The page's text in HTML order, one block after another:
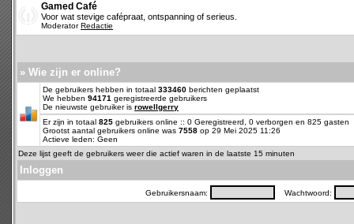
Gamed Café
Voor wat stevige cafépraat, ontspanning of serieus.
ModeratorRedactie
» Wie zijn er online?
De gebruikers hebben in totaal 333460 berichten geplaatst
We hebben 94171 geregistreerde gebruikers
De nieuwste gebruiker is rowellgerry
Er zijn in totaal 825 gebruikers online :: 0 Geregistreerd, 0 verborgen en 825
Grootst aantal gebruikers online was 7558 op 29 Mei 2025 11:26
Actieve leden: Geen
Deze lijst geeft de gebruikers weer die actief waren in de laatste 15 minuten
Inloggen
Gebruikersnaam: Wachtwoord: